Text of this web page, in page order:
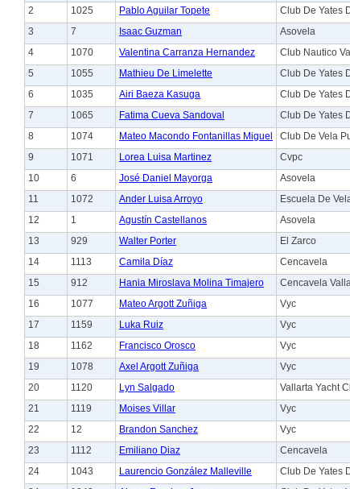
2 1025 Pablo Aguilar Topete Club De Yates
3 7 Isaac Guzman Asovela
4 1070 Valentina Carranza Hernandez Club Nautico
5 1055 Mathieu De Limelette Club De Yates
6 1035 Airi Baeza Kasuga Club De Yates
7 1065 Fatima Cueva Sandoval Club De Yates
8 1074 Mateo Macondo Fontanillas Miguel Club De Vela
9 1071 Lorea Luisa Martinez Cvpc
10 6 José Daniel Mayorga Asovela
11 1072 Ander Luisa Arroyo Escuela De
12 1 Agustín Castellanos Asovela
13 929 Walter Porter El Zarco
14 1113 Camila Díaz Cencavela
15 912 Hania Miroslava Molina Timajero Cencavela
16 1077 Mateo Argott Zuñiga Vyc
17 1159 Luka Ruiz Vyc
18 1162 Francisco Orosco Vyc
19 1078 Axel Argott Zuñiga Vyc
20 1120 Lyn Salgado Vallarta Yacht
21 1119 Moises Villar Vyc
22 12 Brandon Sanchez Vyc
23 1112 Emiliano Diaz Cencavela
24 1043 Laurencio González Malleville Club De Yates